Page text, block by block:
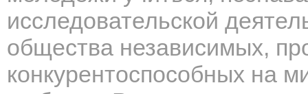
исследовательской
общества независимых,
конкурентоспособных на